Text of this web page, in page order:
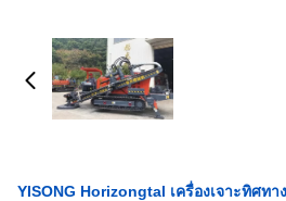
YISONG Horizongtal เครื่องเจาะทิศทา